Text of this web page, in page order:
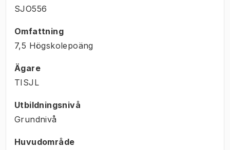
SJO556
Omfattning
7,5 Högskolepoäng
Ägare
TISJL
Utbildningsnivå
Grundnivå
Huvudområde